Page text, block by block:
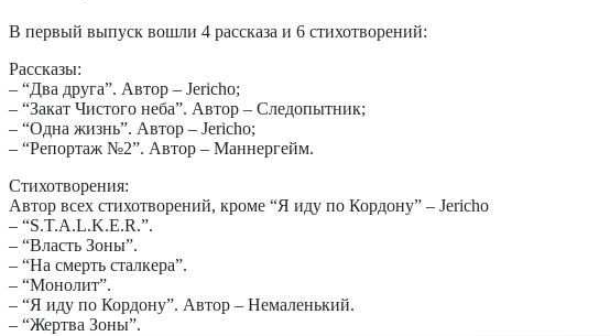
В первый выпуск вошли 4 рассказа и 6 стихотворений:
Рассказы:
– “Два друга”. Автор – Jericho;
– “Закат Чистого неба”. Автор – Следопытник;
– “Одна жизнь”. Автор – Jericho;
– “Репортаж №2”. Автор – Маннергейм.
Стихотворения:
Автор всех стихотворений, кроме “Я иду по Кордону” – Jericho
– “S.T.A.L.K.E.R.”.
– “Власть Зоны”.
– “На смерть сталкера”.
– “Монолит”.
– “Я иду по Кордону”. Автор – Немаленький.
– “Жертва Зоны”.